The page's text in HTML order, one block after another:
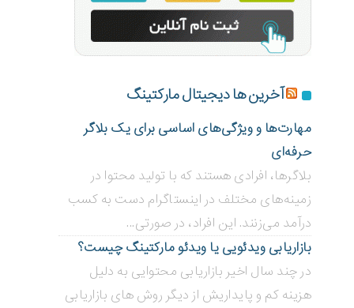
آخرین ها دیجیتال مارکتینگ
مهارت‌ها و ویژگی‌های اساسی برای یک بلاگر
حرفه‌ای
بلاگر‌ها، افرادی هستند که با تولید محتوا در
زمینه‌های مختلف در اینستاگرام دست به کسب
درآمد می‌زنند. این افراد، در صورتی...
بازاریابی ویدئویی ‌یا ویدئو مارکتینگ چیست؟
در چند سال اخیر بازاریابی محتوایی به دلیل
هزینه کم و پایداریش از دیگر روش های بازاریابی